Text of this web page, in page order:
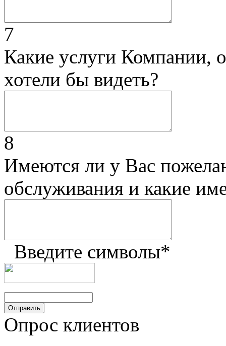
7
Какие услуги Компании,
хотели бы видеть?
8
Имеются ли у Вас
обслуживания и какие
Введите символы*
Опрос клиентов